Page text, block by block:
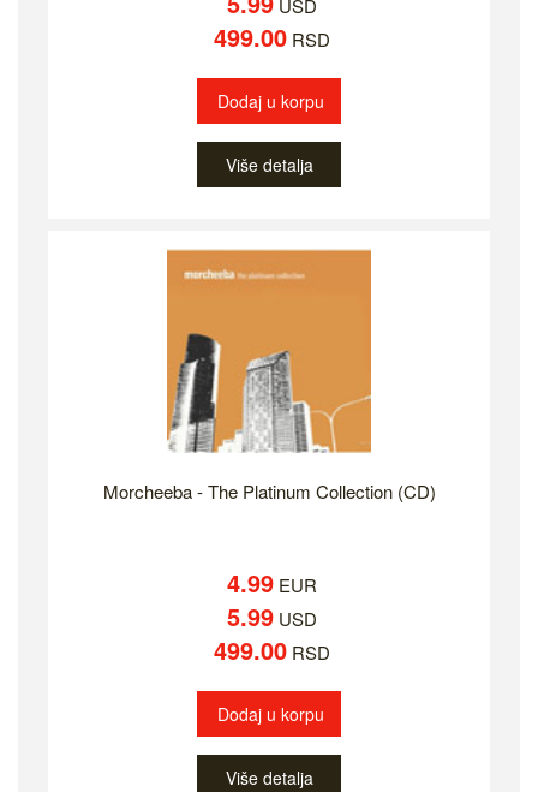
USD
499.00 RSD
Dodaj u korpu
Više detalja
Morcheeba - The Platinum Collection (CD)
4.99 EUR
5.99 USD
499.00 RSD
Dodaj u korpu
Više detalja